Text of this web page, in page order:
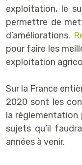
exploitation, le
permettre de
d’améliorations.
pour faire les
exploitation
Sur la France
2020 sont les
la réglementation
sujets qu’il
années à venir.